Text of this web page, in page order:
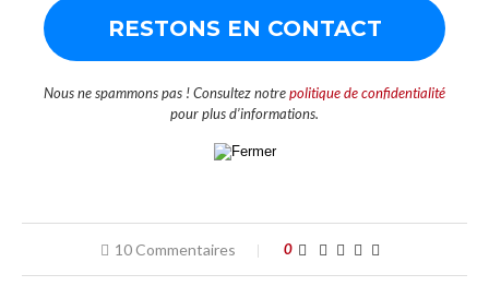
Nous ne spammons pas ! Consultez notrepolitique de confidentialité
pour plus d’informations.
10 Commentaires 0